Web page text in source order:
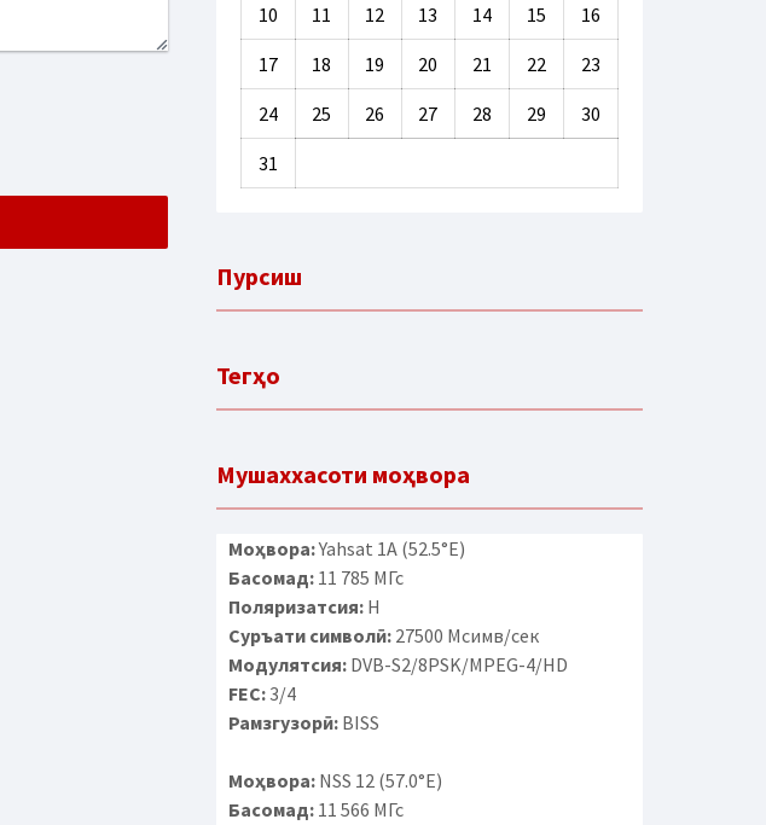
10 11 12 13 14 15 16
17 18 19 20 21 22 23
24 25 26 27 28 29 30
31
Пурсиш
Тегҳо
Мушаххасоти моҳвора
Моҳвора:Yahsat 1A (52.5°E)
Басомад:11 785 МГс
Поляризатсия:H
Суръати символӣ:27500 Мсимв/сек
Модулятсия:DVB-S2/8PSK/MPEG-4/HD
FEC:3/4
Рамзгузорӣ:BISS
Моҳвора:NSS 12 (57.0°E)
Басомад:11 566 МГс